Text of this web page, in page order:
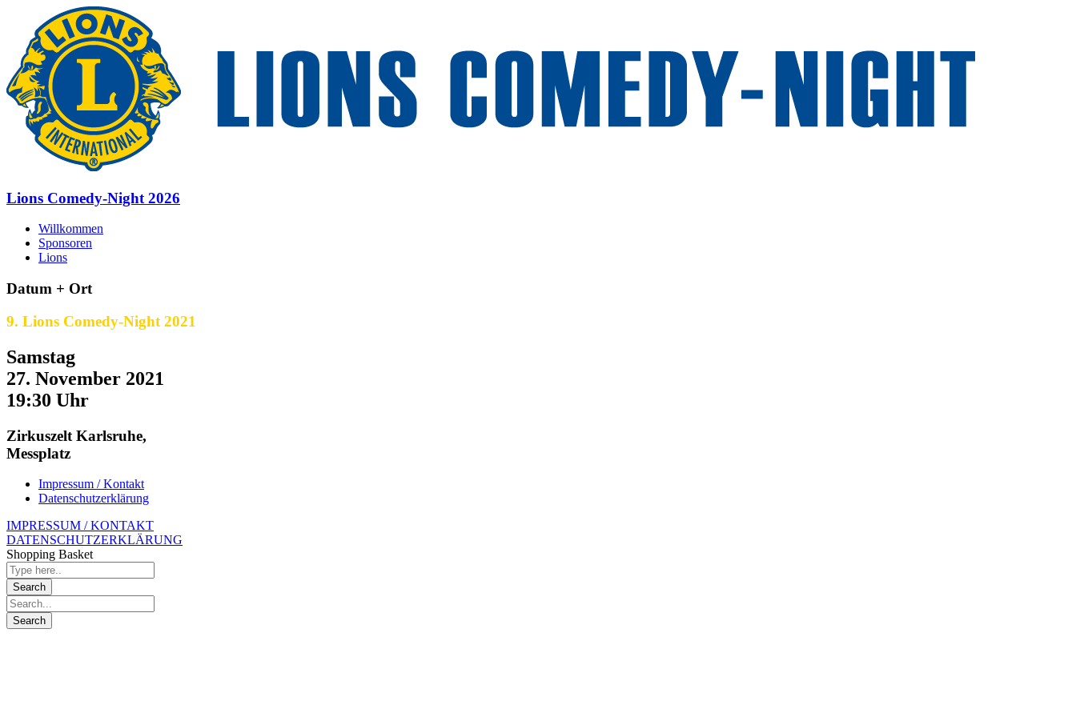
Lions Comedy-Night 2026
Willkommen
Sponsoren
Lions
Datum + Ort
9. Lions Comedy-Night 2021
Samstag
27. November 2021
19:30 Uhr
Zirkuszelt Karlsruhe,
Messplatz
Impressum / Kontakt
Datenschutzerklärung
IMPRESSUM / KONTAKT
DATENSCHUTZERKLÄRUNG
Shopping Basket